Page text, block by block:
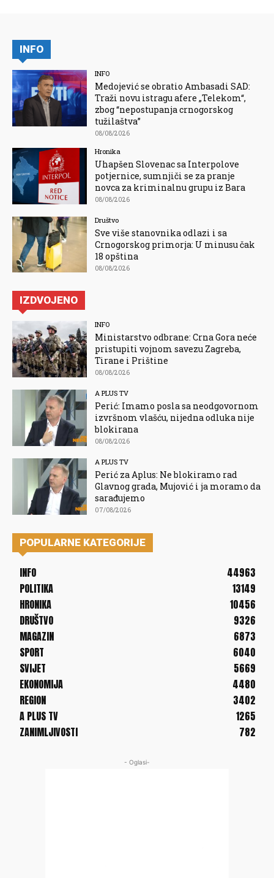
INFO
INFO
Medojević se obratio Ambasadi SAD:
Traži novu istragu afere „Telekom“,
zbog “nepostupanja crnogorskog
tužilaštva”
08/08/2026
Hronika
Uhapšen Slovenac sa Interpolove
potjernice, sumnjiči se za pranje
novca za kriminalnu grupu iz Bara
08/08/2026
Društvo
Sve više stanovnika odlazi i sa
Crnogorskog primorja: U minusu čak
18 opština
08/08/2026
IZDVOJENO
INFO
Ministarstvo odbrane: Crna Gora neće
pristupiti vojnom savezu Zagreba,
Tirane i Prištine
08/08/2026
A PLUS TV
Perić: Imamo posla sa neodgovornom
izvršnom vlašću, nijedna odluka nije
blokirana
08/08/2026
A PLUS TV
Perić za Aplus: Ne blokiramo rad
Glavnog grada, Mujović i ja moramo da
sarađujemo
07/08/2026
POPULARNE KATEGORIJE
INFO
44963
POLITIKA
13149
HRONIKA
10456
DRUŠTVO
9326
MAGAZIN
6873
SPORT
6040
SVIJET
5669
EKONOMIJA
4480
REGION
3402
A PLUS TV
1265
ZANIMLJIVOSTI
782
- Oglasi-